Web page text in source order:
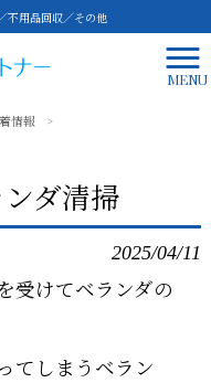
不用品回収／その他
MENU
情報
>
ダ清掃
2025/04/11
受けてベランダの
てしまうベラン